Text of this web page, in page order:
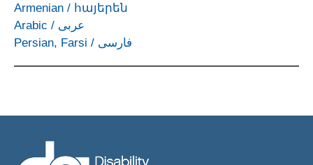
Armenian / հայերեն
Arabic / عربى
Persian, Farsi / فارسی